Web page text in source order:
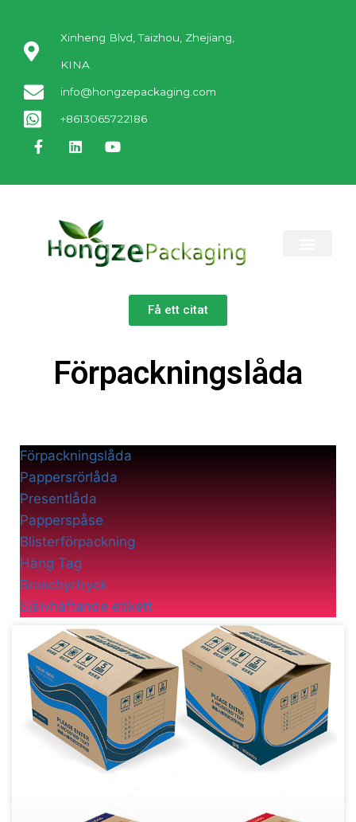
Xinheng Blvd, Taizhou, Zhejiang,
KINA
info@hongzepackaging.com
+8613065722186
Få ett citat
Förpackningslåda
Förpackningslåda
Pappersrörlåda
Presentlåda
Papperspåse
Blisterförpackning
Häng Tag
Broschyrtryck
Självhäftande etikett